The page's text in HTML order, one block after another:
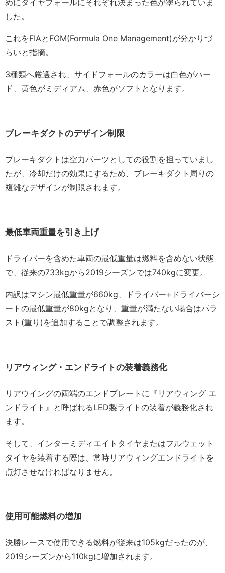
めにタイヤフォールにそれぞれ決まった色が塗られていま
した。
これをFIAとFOM(Formula One Management)が分かりづ
らいと指摘。
3種類へ厳選され、サイドフォールのカラーは白色がハー
ド、黄色がミディアム、赤色がソフトとなります。
ブレーキダクトのデザイン制限
ブレーキダクトは空力パーツとしての役割を担っていまし
たが、冷却だけの効果にするため、ブレーキダクト周りの
複雑なデザインが制限されます。
最低車両重量を引き上げ
ドライバーを含めた車両の最低重量は燃料を含めない状態
で、従来の733kgから2019シーズンでは740kgに変更。
内訳はマシン最低重量が660kg、ドライバー+ドライバーシ
ートの最低重量が80kgとなり、重量が満たない場合はパラ
スト(重り)を追加することで調整されます。
リアウィング・エンドライトの装着義務化
リアウイングの両端のエンドプレートに『リアウィング エ
ンドライト』と呼ばれるLED製ライトの装着が義務化され
ます。
そして、インターミディエイトタイヤまたはフルウェット
タイヤを装着する際は、常時リアウィングエンドライトを
点灯させなければなりません。
使用可能燃料の増加
決勝レースで使用できる燃料が従来は105kgだったのが、
2019シーズンから110kgに増加されます。